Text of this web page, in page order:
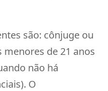
são: cônjuge ou
de 21 anos
não há
O